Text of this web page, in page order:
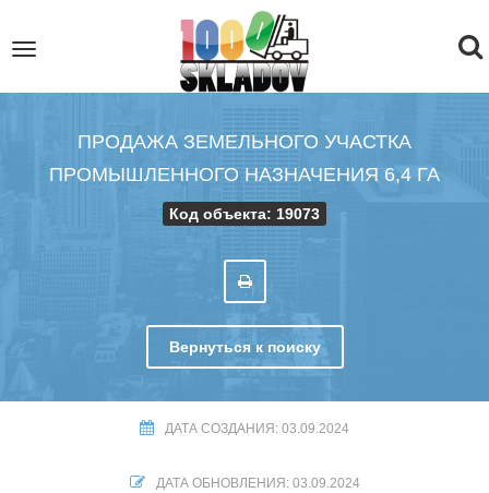
Toggle
ПРОДАЖА ЗЕМЕЛЬНОГО УЧАСТКА
ПРОМЫШЛЕННОГО НАЗНАЧЕНИЯ 6,4 ГА
Код объекта: 19073
Вернуться к поиску
ДАТА СОЗДАНИЯ: 03.09.2024
ДАТА ОБНОВЛЕНИЯ: 03.09.2024